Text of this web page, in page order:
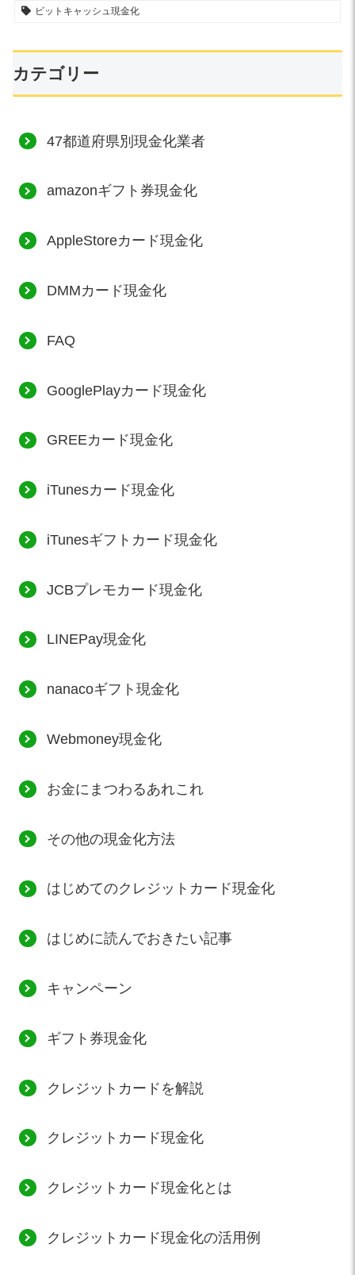
ビットキャッシュ現金化
カテゴリー
47都道府県別現金化業者
amazonギフト券現金化
AppleStoreカード現金化
DMMカード現金化
FAQ
GooglePlayカード現金化
GREEカード現金化
iTunesカード現金化
iTunesギフトカード現金化
JCBプレモカード現金化
LINEPay現金化
nanacoギフト現金化
Webmoney現金化
お金にまつわるあれこれ
その他の現金化方法
はじめてのクレジットカード現金化
はじめに読んでおきたい記事
キャンペーン
ギフト券現金化
クレジットカードを解説
クレジットカード現金化
クレジットカード現金化とは
クレジットカード現金化の活用例